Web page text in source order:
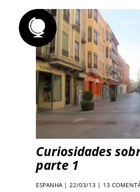
Curiosidades
parte 1
ESPANHA| 22/03/13 | 13